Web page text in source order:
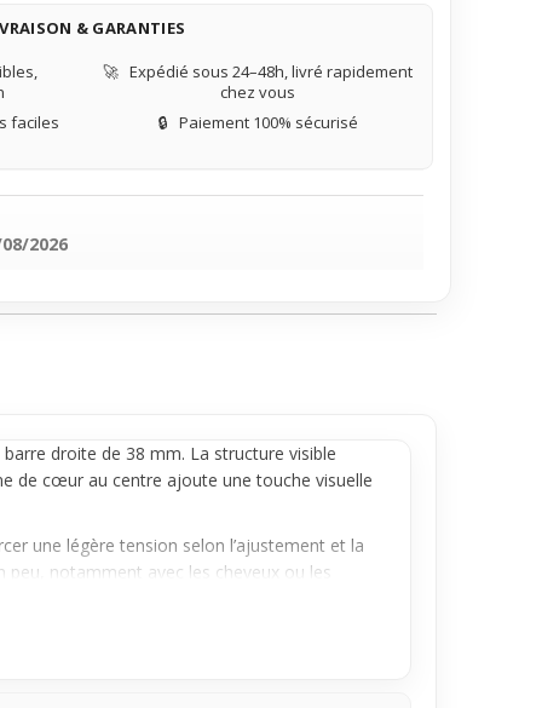
& GARANTIES
🚀 Expédié sous 24–48h, livré rapidement
chez vous
faciles
🔒 Paiement 100% sécurisé
2026
droite de 38 mm. La structure visible
de cœur au centre ajoute une touche visuelle
une légère tension selon l’ajustement et la
notamment avec les cheveux ou les